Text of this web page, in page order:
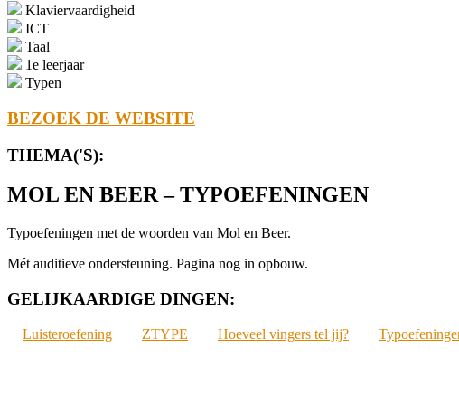
Klaviervaardigheid
ICT
Taal
1e leerjaar
Typen
BEZOEK DE WEBSITE
THEMA('S):
MOL EN BEER – TYPOEFENINGEN
Typoefeningen met de woorden van Mol en Beer.
Mét auditieve ondersteuning. Pagina nog in opbouw.
GELIJKAARDIGE DINGEN:
Luisteroefening ZTYPE Hoeveel vingers tel jij?